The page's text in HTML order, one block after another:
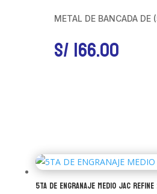
METAL DE BANCADA DE
S/166.00
5TA DE ENGRANAJE MEDIO JAC